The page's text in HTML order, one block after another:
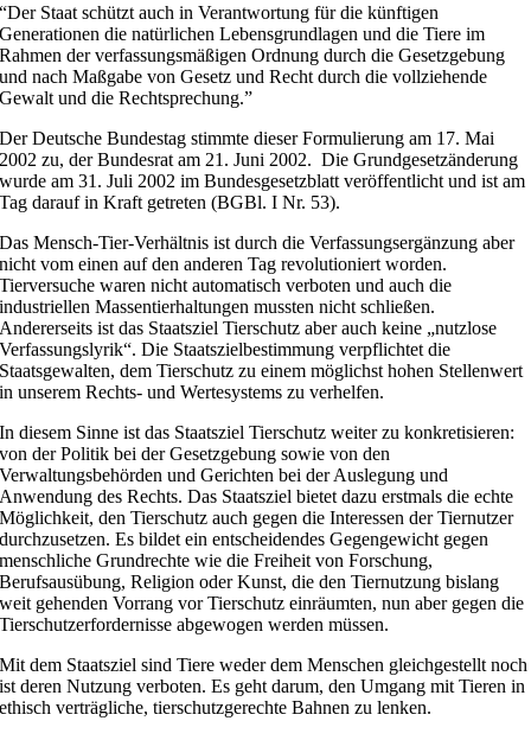
“Der Staat schützt auch in Verantwortung für die künftigen
Generationen die natürlichen Lebensgrundlagen und die Tiere im
Rahmen der verfassungsmäßigen Ordnung durch die Gesetzgebung
und nach Maßgabe von Gesetz und Recht durch die vollziehende
Gewalt und die Rechtsprechung.”
Der Deutsche Bundestag stimmte dieser Formulierung am 17. Mai
2002 zu, der Bundesrat am 21. Juni 2002. Die Grundgesetzänderung
wurde am 31. Juli 2002 im Bundesgesetzblatt veröffentlicht und ist am
Tag darauf in Kraft getreten (BGBl. I Nr. 53).
Das Mensch-Tier-Verhältnis ist durch die Verfassungsergänzung aber
nicht vom einen auf den anderen Tag revolutioniert worden.
Tierversuche waren nicht automatisch verboten und auch die
industriellen Massentierhaltungen mussten nicht schließen.
Andererseits ist das Staatsziel Tierschutz aber auch keine „nutzlose
Verfassungslyrik“. Die Staatszielbestimmung verpflichtet die
Staatsgewalten, dem Tierschutz zu einem möglichst hohen Stellenwert
in unserem Rechts- und Wertesystems zu verhelfen.
In diesem Sinne ist das Staatsziel Tierschutz weiter zu konkretisieren:
von der Politik bei der Gesetzgebung sowie von den
Verwaltungsbehörden und Gerichten bei der Auslegung und
Anwendung des Rechts. Das Staatsziel bietet dazu erstmals die echte
Möglichkeit, den Tierschutz auch gegen die Interessen der Tiernutzer
durchzusetzen. Es bildet ein entscheidendes Gegengewicht gegen
menschliche Grundrechte wie die Freiheit von Forschung,
Berufsausübung, Religion oder Kunst, die den Tiernutzung bislang
weit gehenden Vorrang vor Tierschutz einräumten, nun aber gegen die
Tierschutzerfordernisse abgewogen werden müssen.
Mit dem Staatsziel sind Tiere weder dem Menschen gleichgestellt noch
ist deren Nutzung verboten. Es geht darum, den Umgang mit Tieren in
ethisch verträgliche, tierschutzgerechte Bahnen zu lenken.